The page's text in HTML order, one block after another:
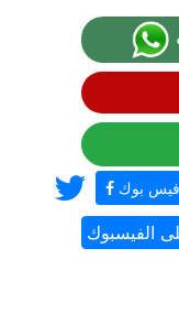
بوك
الفيسبوك